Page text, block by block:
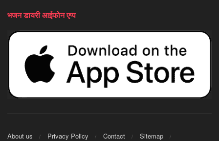
भजन डायरी आईफोन एप्प
About us Privacy Policy Contact Sitemap